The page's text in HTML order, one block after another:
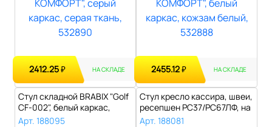
2412.25₽ НА СКЛАДЕ 2455.12₽ НА СКЛАДЕ
Стул складной BRABIX "Golf
CF-002", белый каркас,
пласт..
Арт. 188095
Стул кресло кассира, швеи,
ресепшен РС37/РС67ЛФ, на
вин..
Арт. 188081